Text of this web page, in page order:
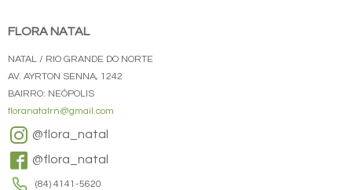
FLORA NATAL
NATAL / RIO GRANDE DO NORTE
AV. AYRTON SENNA, 1242
BAIRRO: NEÓPOLIS
floranatalrn@gmail.com
@flora_natal
@flora_natal
(84) 4141-5620